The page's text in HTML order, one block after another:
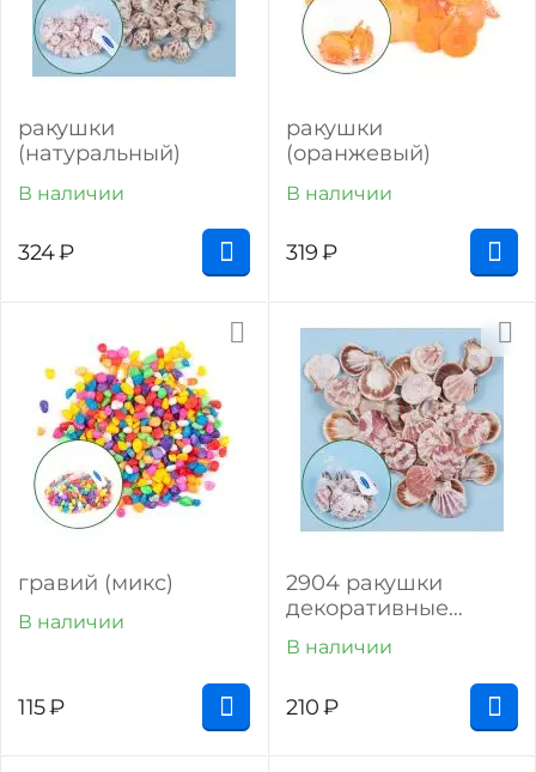
ракушки
(натуральный)
В наличии
324₽
ракушки
(оранжевый)
В наличии
319₽
гравий (микс)
В наличии
115₽
2904 ракушки
декоративные
семиланы (150 г)
В наличии
210₽